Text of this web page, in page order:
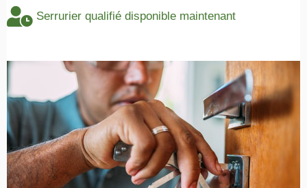
Serrurier qualifié disponible maintenant